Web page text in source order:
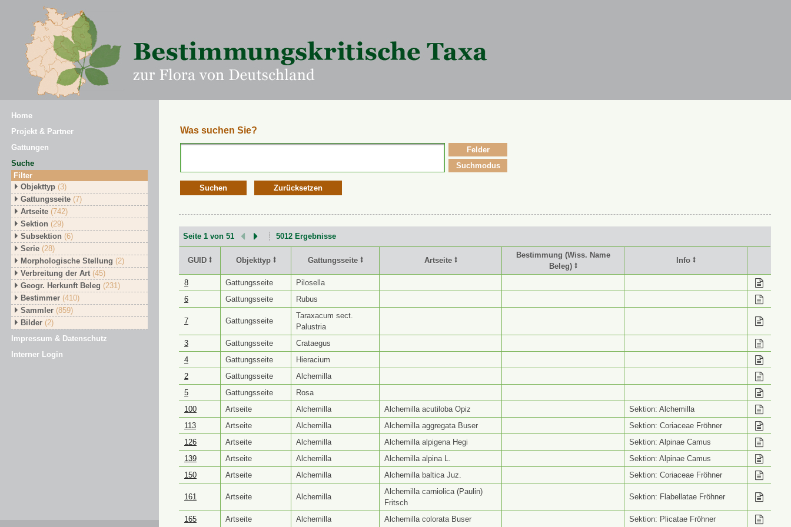
Home
Projekt & Partner
Gattungen
Suche
Filter
Objekttyp (3)
Gattungsseite (7)
Artseite (742)
Sektion (29)
Subsektion (6)
Serie (28)
Morphologische Stellung (2)
Verbreitung der Art (45)
Geogr. Herkunft Beleg (231)
Bestimmer (410)
Sammler (859)
Bilder (2)
Impressum & Datenschutz
Interner Login
Was suchen Sie?
Suchen Zurücksetzen
Felder
Suchmodus
Seite 1 von 51 5012 Ergebnisse
GUID ⭥ Objekttyp ⭥ Gattungsseite ⭥ Artseite ⭥
Bestimmung (Wiss. Name
Beleg) ⭥
Info ⭥
GUID ⭥ Objekttyp ⭥ Gattungsseite ⭥
Beleg) ⭥
8 Gattungsseite
Pilosella
6
Gattungsseite Rubus
7 Gattungsseite
Taraxacum sect.
Palustria
3
Gattungsseite
Crataegus
4
Gattungsseite
Hieracium
2
Gattungsseite
Alchemilla
5
Gattungsseite
Rosa
100
Artseite Alchemilla Alchemilla acutiloba Opiz
Sektion: Alchemilla
113
Artseite Alchemilla Alchemilla aggregata Buser
Sektion: Coriaceae Fröhner
126
Artseite Alchemilla Alchemilla alpigena Hegi
Sektion: Alpinae Camus
139
Artseite Alchemilla Alchemilla alpina L.
Sektion: Alpinae Camus
150
Artseite Alchemilla Alchemilla baltica Juz. Sektion: Coriaceae Fröhner
161 Artseite Alchemilla
Alchemilla carniolica (Paulin)
Fritsch
Sektion: Flabellatae Fröhner
165 Artseite Alchemilla Alchemilla colorata Buser Sektion: Plicatae Fröhner